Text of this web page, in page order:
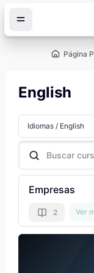
Página
English
Categorías
Buscar cursos
Empresas
2 Ver
Archivos del